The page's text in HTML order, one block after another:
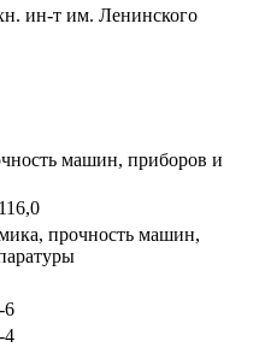
ин-т им. Ленинского
машин, приборов и
прочность машин,
6
4